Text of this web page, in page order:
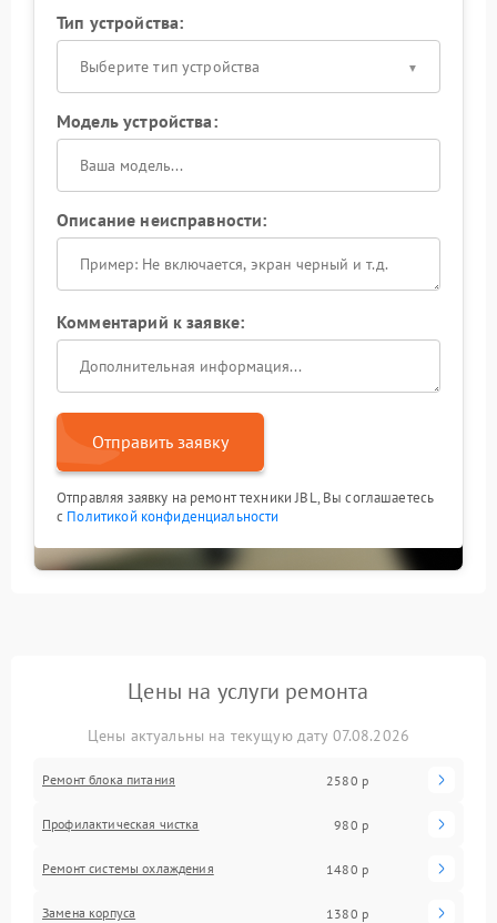
Тип устройства:
Выберите тип устройства
Модель устройства:
Описание неисправности:
Комментарий к заявке:
Отправить заявку
Отправляя заявку на ремонт техники JBL, Вы соглашаетесь
с Политикой конфиденциальности
Цены на услуги ремонта
Цены актуальны на текущую дату 07.08.2026
Ремонт блока питания 2580 р
Профилактическая чистка 980 р
Ремонт системы охлаждения 1480 р
Замена корпуса 1380 р